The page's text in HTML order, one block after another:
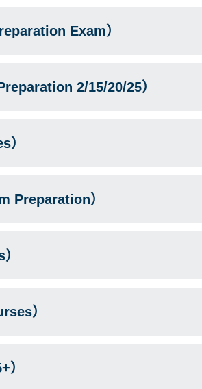
Exam）
2/15/20/25）
）
Preparation）
）